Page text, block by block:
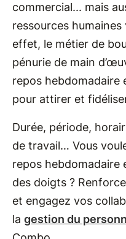
commercial... mais
ressources humaines
effet, le métier de
pénurie de main
repos hebdomadaire
pour attirer et
Durée, période,
de travail… Vous
repos hebdomadaire
des doigts ?
et engagez vos
la gestion du